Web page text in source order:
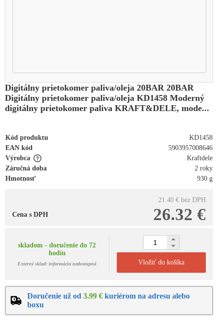
Digitálny prietokomer paliva/oleja 20BAR 20BAR
Digitálny prietokomer paliva/oleja KD1458 Moderný
digitálny prietokomer paliva KRAFT&DELE, mode...
Kód produktu
KD1458
EAN kód
5903957008646
Výrobca
Kraftdele
Záručná doba
2 roky
Hmotnosť
930 g
21.40 € bez DPH
26.32 €
Cena s DPH
skladom - doručenie do 72
hodín
Externý sklad: informácia nedostupná Vložiť do košíka
Doručenie už od 3.99 € kuriérom na adresu alebo
boxu